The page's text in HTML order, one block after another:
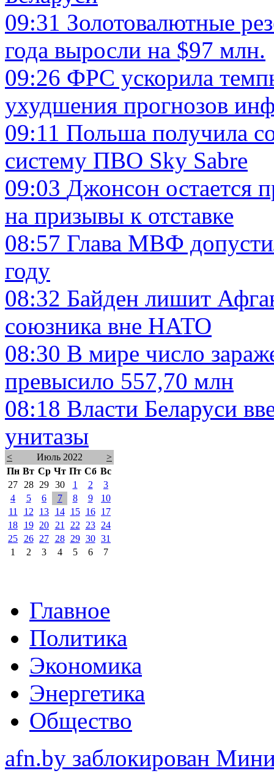
09:31 Золотовалютные
года выросли на $97 млн.
09:26 ФРС ускорила
ухудшения прогнозов
09:11 Польша получила
систему ПВО Sky Sabre
09:03 Джонсон остается
на призывы к отставке
08:57 Глава МВФ
году
08:32 Байден лишит
союзника вне НАТО
08:30 В мире число
превысило 557,70 млн
08:18 Власти Беларуси
унитазы
< Июль 2022
>
Пн Вт Ср Чт Пт Сб Вс
27
28 29 30 1 2
3
4
5 6 7 8 9
10
11
12 13 14 15 16
17
18
19 20 21 22 23
24
25
26 27 28 29 30 31
1
2 3 4 5 6 7
Главное
Политика
Экономика
Энергетика
Общество
afn.by заблокирован